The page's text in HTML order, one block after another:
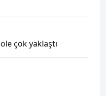
çok yaklaştı